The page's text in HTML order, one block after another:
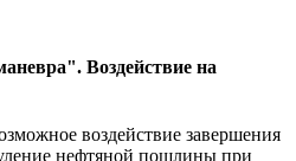
Воздействие на
воздействие завершения
нефтяной пошлины при